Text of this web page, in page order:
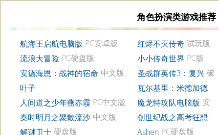
角色扮演类游戏推荐
航海王启航电脑版 PC安卓版
v8.0
红烬不灭传奇 试玩版
流浪大冒险 PC硬盘版 小小传奇世界 PC版
安德海恩：战神的宿命 中文版 圣战群英传3：复兴 破
解版
叶子
瓦尔基里：米德加德
之旅 PC破解版
人间道之少年燕赤霞 PC中文版 魔龙特攻队电脑版 安
卓无限金币版
秦时明月之聚散流沙 中文版
创世纪战之高考狂想
中文版
解谜卫士 硬盘版 Ashen PC硬盘版